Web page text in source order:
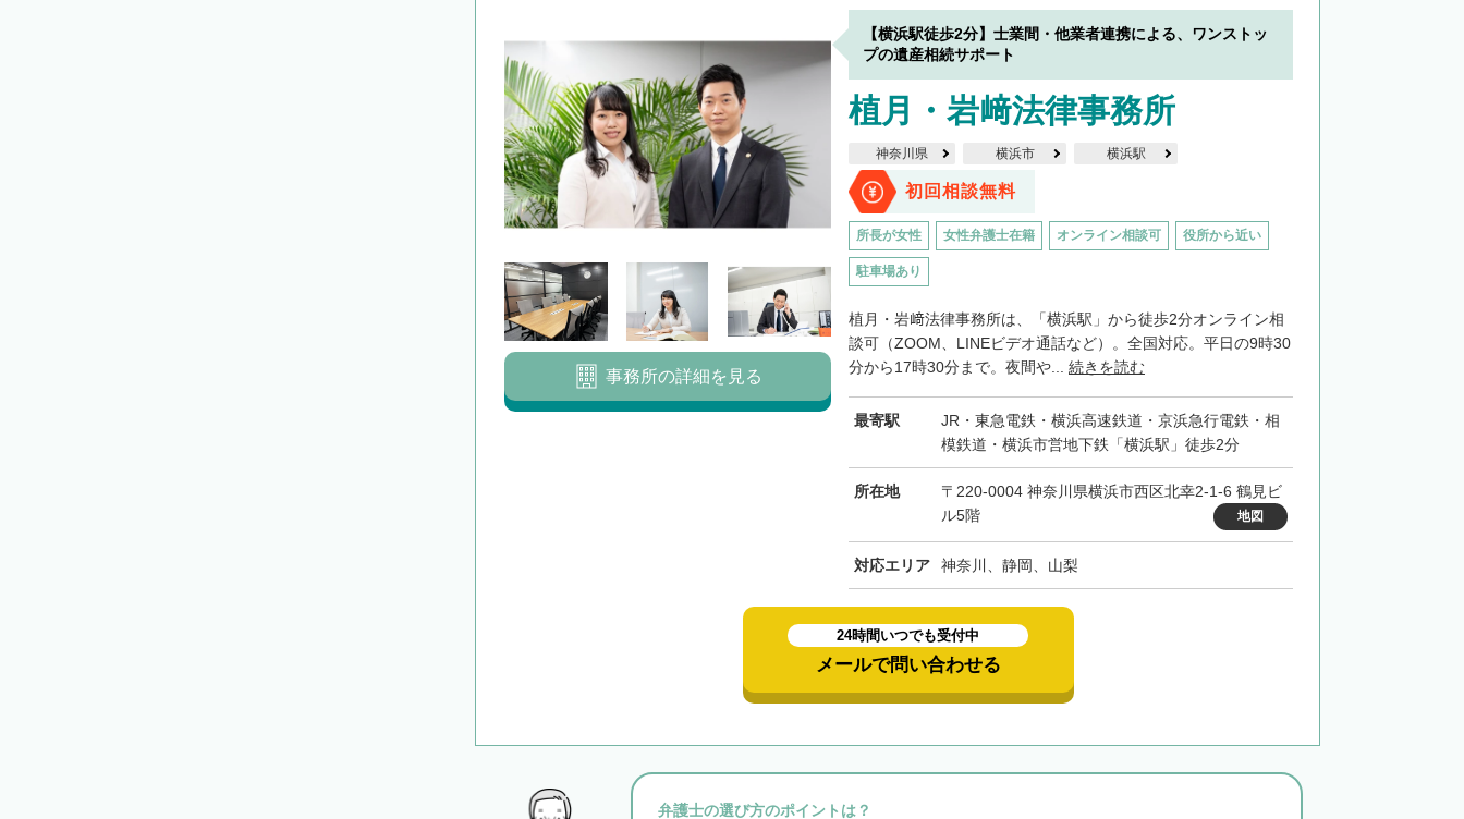
【横浜駅徒歩2分】士業間・他業者連携による、ワンストッ
プの遺産相続サポート
植月・岩﨑法律事務所
神奈川県 横浜市 横浜駅
初回相談無料
所長が女性 女性弁護士在籍 オンライン相談可 役所から近い
駐車場あり
植月・岩﨑法律事務所は、「横浜駅」から徒歩2分オンライン相
談可（ZOOM、LINEビデオ通話など）。全国対応。平日の9時30
分から17時30分まで。夜間や... 続きを読む
最寄駅
JR・東急電鉄・横浜高速鉄道・京浜急行電鉄・相
模鉄道・横浜市営地下鉄「横浜駅」徒歩2分
所在地
〒220-0004 神奈川県横浜市西区北幸2-1-6 鶴見ビ
ル5階
地図
対応エリア 神奈川、静岡、山梨
事務所の詳細を見る
24時間いつでも受付中
メールで問い合わせる
弁護士の選び方のポイントは？